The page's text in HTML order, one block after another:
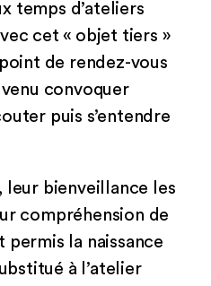
temps d’ateliers
cet « objet tiers »
de rendez-vous
convoquer
puis s’entendre
leur bienveillance les
compréhension de
permis la naissance
à l’atelier